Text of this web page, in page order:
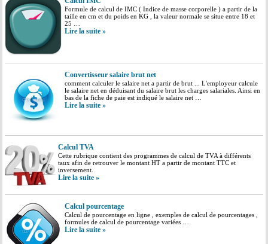
Formule de calcul de IMC ( Indice de masse corporelle ) a partir de la
taille en cm et du poids en KG , la valeur normale se situe entre 18 et
25 …
Lire la suite »
Convertisseur salaire brut net
comment calculer le salaire net a partir de brut ... L'employeur calcule
le salaire net en déduisant du salaire brut les charges salariales. Ainsi en
bas de la fiche de paie est indiqué le salaire net …
Lire la suite »
Calcul TVA
Cette rubrique contient des programmes de calcul de TVA à différents
taux afin de retrouver le montant HT a partir de montant TTC et
inversement.
Lire la suite »
Calcul pourcentage
Calcul de pourcentage en ligne , exemples de calcul de pourcentages ,
formules de calcul de pourcentage variées …
Lire la suite »